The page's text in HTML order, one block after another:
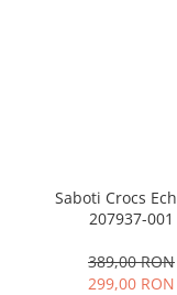
Saboti Crocs
207937-001
389,00 RON
299,00 RON